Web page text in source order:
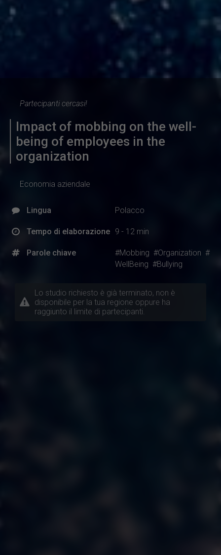
Partecipanti cercasi!
Impact of mobbing on the well-
being of employees in the
organization
Economia aziendale
Lingua Polacco
Tempo di elaborazione 9 - 12 min
Parole chiave #Mobbing #Organization #
WellBeing #Bullying
Lo studio richiesto è già terminato, non è
disponibile per la tua regione oppure ha
raggiunto il limite di partecipanti.